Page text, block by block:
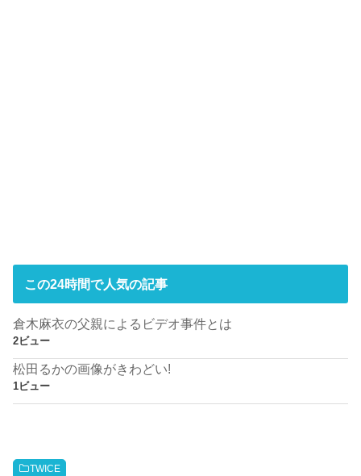
この24時間で人気の記事
倉木麻衣の父親によるビデオ事件とは
2ビュー
松田るかの画像がきわどい!
1ビュー
TWICE